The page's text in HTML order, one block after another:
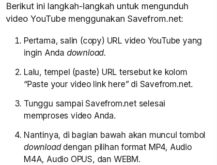
Berikut ini langkah-langkah untuk mengunduh
video YouTube menggunakan Savefrom.net:
Pertama, salin (copy) URL video YouTube yang
ingin Anda download.
Lalu, tempel (paste) URL tersebut ke kolom
“Paste your video link here” di Savefrom.net.
Tunggu sampai Savefrom.net selesai
memproses video Anda.
Nantinya, di bagian bawah akan muncul tombol
downloaddengan pilihan format MP4, Audio
M4A, Audio OPUS, dan WEBM.